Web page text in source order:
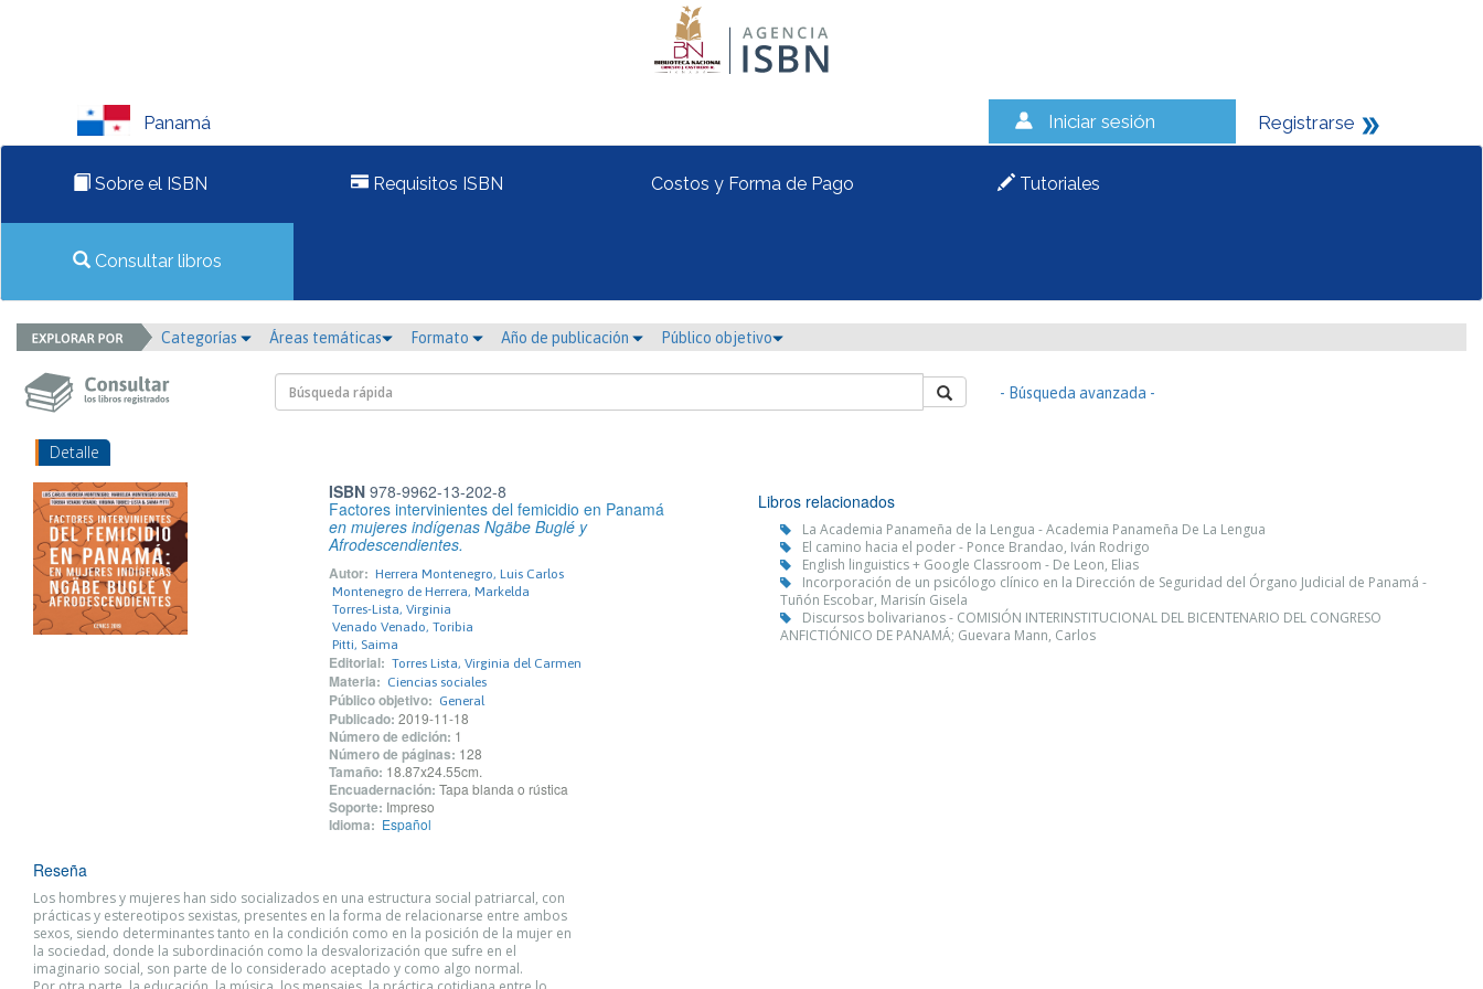
Panamá Iniciar sesión Registrarse
Sobre el ISBN Requisitos ISBN Costos y Forma de Pago Tutoriales
Consultar libros
Categorías Áreas temáticas Formato Año de publicación Público objetivo
- Búsqueda avanzada -
Detalle
ISBN978-9962-13-202-8
Factores intervinientes del femicidio en Panamá
en mujeres indígenas Ngäbe Buglé y
Afrodescendientes.
Autor: Herrera Montenegro, Luis Carlos
Montenegro de Herrera, Markelda
Torres-Lista, Virginia
Venado Venado, Toribia
Pitti, Saima
Editorial: Torres Lista, Virginia del Carmen
Materia: Ciencias sociales
Público objetivo: General
Publicado: 2019-11-18
Número de edición: 1
Número de páginas: 128
Tamaño: 18.87x24.55cm.
Encuadernación: Tapa blanda o rústica
Soporte: Impreso
Idioma: Español
Libros relacionados
La Academia Panameña de la Lengua - Academia Panameña De La Lengua
El camino hacia el poder - Ponce Brandao, Iván Rodrigo
English linguistics + Google Classroom - De Leon, Elias
Incorporación de un psicólogo clínico en la Dirección de Seguridad del Órgano Judicial de Panamá -
Tuñón Escobar, Marisín Gisela
Discursos bolivarianos - COMISIÓN INTERINSTITUCIONAL DEL BICENTENARIO DEL CONGRESO
ANFICTIÓNICO DE PANAMÁ; Guevara Mann, Carlos
Reseña
Los hombres y mujeres han sido socializados en una estructura social patriarcal, con
prácticas y estereotipos sexistas, presentes en la forma de relacionarse entre ambos
sexos, siendo determinantes tanto en la condición como en la posición de la mujer en
la sociedad, donde la subordinación como la desvalorización que sufre en el
imaginario social, son parte de lo considerado aceptado y como algo normal.